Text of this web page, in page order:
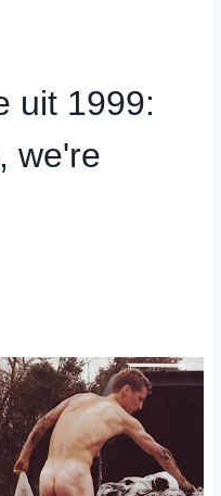
uit 1999:
we're